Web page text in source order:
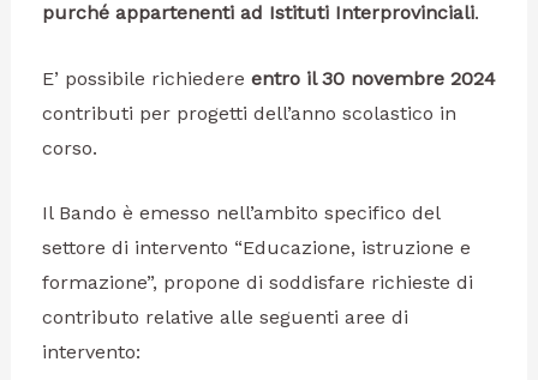
purché appartenenti ad Istituti Interprovinciali.
E’ possibile richiedere entro il 30 novembre 2024
contributi per progetti dell’anno scolastico in
corso.
Il Bando è emesso nell’ambito specifico del
settore di intervento “Educazione, istruzione e
formazione”, propone di soddisfare richieste di
contributo relative alle seguenti aree di
intervento: